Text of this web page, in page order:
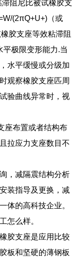
阻尼比被试橡胶支
(2πQ+U+)（或
胶支座等效粘滞阻
平极限变形能力.当
水平缓慢或分级加
观察橡胶支座匹周
验曲线异常时，视
座布置或者结构布
拉应力支座数目不
，减隔震结构分析
装指导及更换，减
体的高科技企业。
怎么样。
胶支座是应用比较
板和坚硬的薄钢板